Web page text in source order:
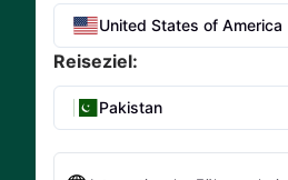
United States of America
Reiseziel:
Pakistan